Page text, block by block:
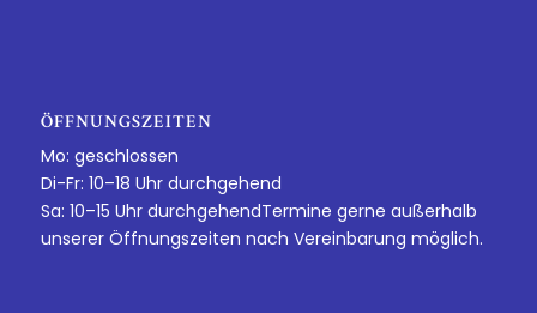
ÖFFNUNGSZEITEN
Mo: geschlossen
Di-Fr: 10–18 Uhr durchgehend
Sa: 10–15 Uhr durchgehendTermine gerne außerhalb
unserer Öffnungszeiten nach Vereinbarung möglich.